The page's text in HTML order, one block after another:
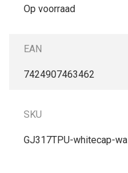
Op voorraad
EAN
7424907463462
SKU
GJ317TPU-whitecap-wa